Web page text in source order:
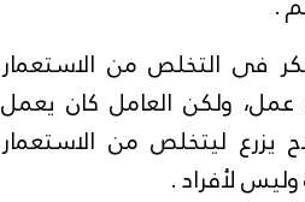
فى التخلص من الاستعمار
عمل، ولكن العامل كان يعمل
يزرع ليتخلص من الاستعمار
وليس لأفراد .